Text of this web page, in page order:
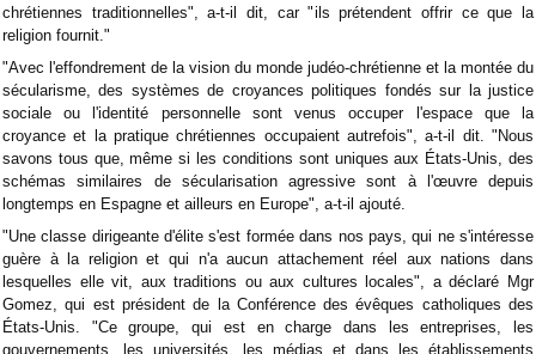
chrétiennes traditionnelles", a-t-il dit, car "ils prétendent offrir ce que la
religion fournit."
"Avec l'effondrement de la vision du monde judéo-chrétienne et la montée du
sécularisme, des systèmes de croyances politiques fondés sur la justice
sociale ou l'identité personnelle sont venus occuper l'espace que la
croyance et la pratique chrétiennes occupaient autrefois", a-t-il dit. "Nous
savons tous que, même si les conditions sont uniques aux États-Unis, des
schémas similaires de sécularisation agressive sont à l'œuvre depuis
longtemps en Espagne et ailleurs en Europe", a-t-il ajouté.
"Une classe dirigeante d'élite s'est formée dans nos pays, qui ne s'intéresse
guère à la religion et qui n'a aucun attachement réel aux nations dans
lesquelles elle vit, aux traditions ou aux cultures locales", a déclaré Mgr
Gomez, qui est président de la Conférence des évêques catholiques des
États-Unis. "Ce groupe, qui est en charge dans les entreprises, les
gouvernements, les universités, les médias et dans les établissements